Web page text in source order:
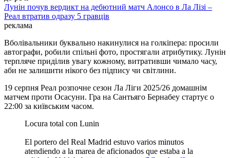
Лунін почув вердикт на дебютний матч Алонсо в Ла Лізі –
Реал втратив одразу 5 гравців
реклама
Вболівальники буквально накинулися на голкіпера: просили
автографи, робили спільні фото, простягали атрибутику. Лунін
терпляче приділив увагу кожному, витративши чимало часу,
аби не залишити нікого без підпису чи світлини.
19 серпня Реал розпочне сезон Ла Ліги 2025/26 домашнім
матчем проти Осасуни. Гра на Сантьяго Бернабеу стартує о
22:00 за київським часом.
Locura total con Lunin
El portero del Real Madrid estuvo varios minutos
atendiendo a la marea de aficionados que estaba a la